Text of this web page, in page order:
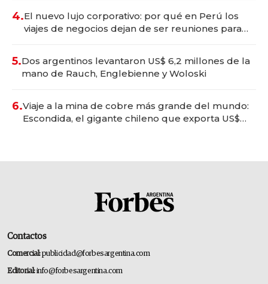
4.El nuevo lujo corporativo: por qué en Perú los
viajes de negocios dejan de ser reuniones para
5.Dos argentinos levantaron US$ 6,2 millones de la
mano de Rauch, Englebienne y Woloski
6.Viaje a la mina de cobre más grande del mundo:
Escondida, el gigante chileno que exporta US$
Contactos
Comercial:publicidad@forbesargentina.com
Editorial:info@forbesargentina.com